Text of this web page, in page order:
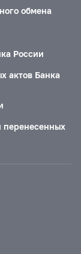
обмена
России
актов Банка
перенесенных